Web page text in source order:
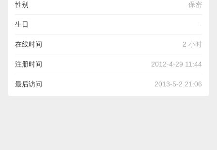
性别 保密
生日 -
在线时间 2 小时
注册时间 2012-4-29 11:44
最后访问 2013-5-2 21:06